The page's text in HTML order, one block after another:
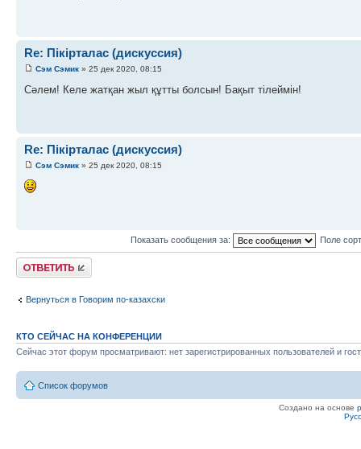
Re: Пікірталас (дискуссия)
Сэм Сэмик » 25 дек 2020, 08:15
Сәлем! Келе жатқан жыл құтты болсын! Бақыт тілеймін!
Re: Пікірталас (дискуссия)
Сэм Сэмик » 25 дек 2020, 08:15
Показать сообщения за: Поле
Ответить
Вернуться в Говорим по-казахски
КТО СЕЙЧАС НА КОНФЕРЕНЦИИ
Сейчас этот форум просматривают: нет зарегистрированных пользователей и
Список форумов
Создано на основе